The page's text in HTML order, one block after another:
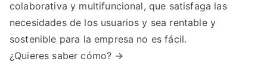
colaborativa y multifuncional, que satisfaga las
necesidades de los usuarios y sea rentable y
sostenible para la empresa no es fácil.
¿Quieres saber cómo? →